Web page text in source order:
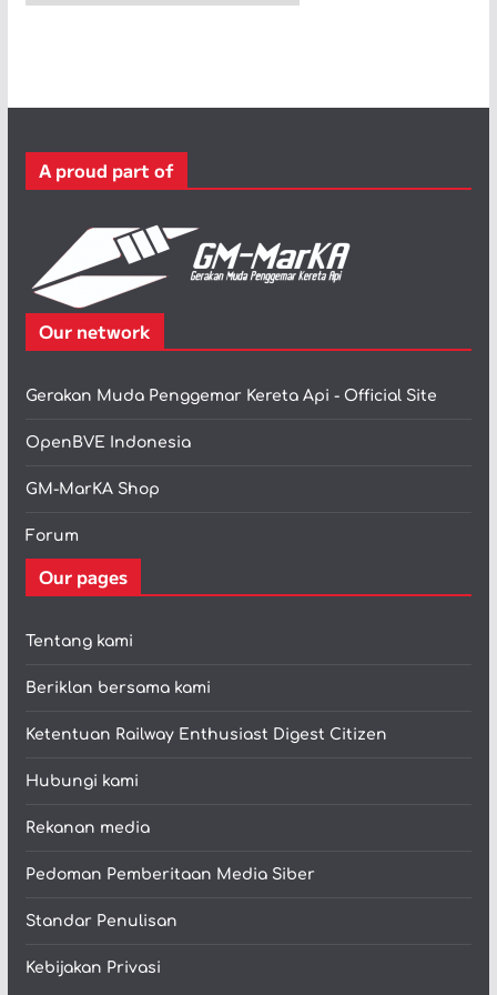
a
r
A proud part of
Our network
Gerakan Muda Penggemar Kereta Api - Official Site
OpenBVE Indonesia
GM-MarKA Shop
Forum
Our pages
Tentang kami
Beriklan bersama kami
Ketentuan Railway Enthusiast Digest Citizen
Hubungi kami
Rekanan media
Pedoman Pemberitaan Media Siber
Standar Penulisan
Kebijakan Privasi